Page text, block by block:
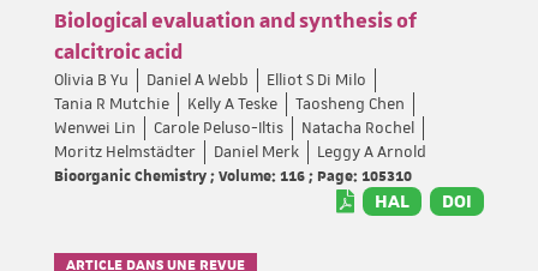
Biological evaluation and synthesis of
calcitroic acid
Olivia B Yu Daniel A Webb
Elliot S Di Milo
Tania R Mutchie
Kelly A Teske
Taosheng Chen
Wenwei Lin
Carole Peluso-Iltis
Natacha Rochel
Moritz Helmstädter
Daniel Merk
Leggy A Arnold
Bioorganic Chemistry ; Volume: 116 ; Page: 105310
HAL DOI
ARTICLE DANS UNE REVUE